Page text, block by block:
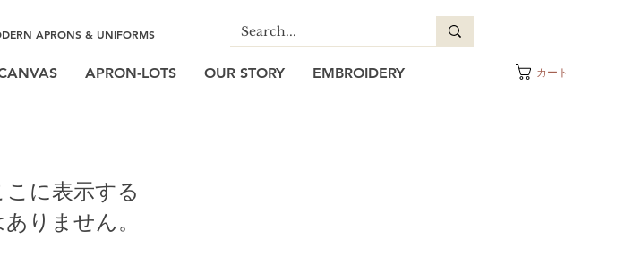
APRONS & UNIFORMS
APRON-LOTS OUR STORY EMBROIDERY カート
に表示する
りません。